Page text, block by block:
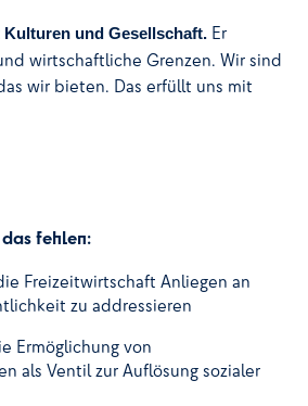
und Gesellschaft. Er
wirtschaftliche Grenzen. Wir sind
wir bieten. Das erfüllt uns mit
fehlen:
Freizeitwirtschaft Anliegen an
zu addressieren
Ermöglichung von
als Ventil zur Auflösung sozialer